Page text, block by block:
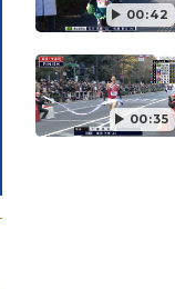
00:42
00:35